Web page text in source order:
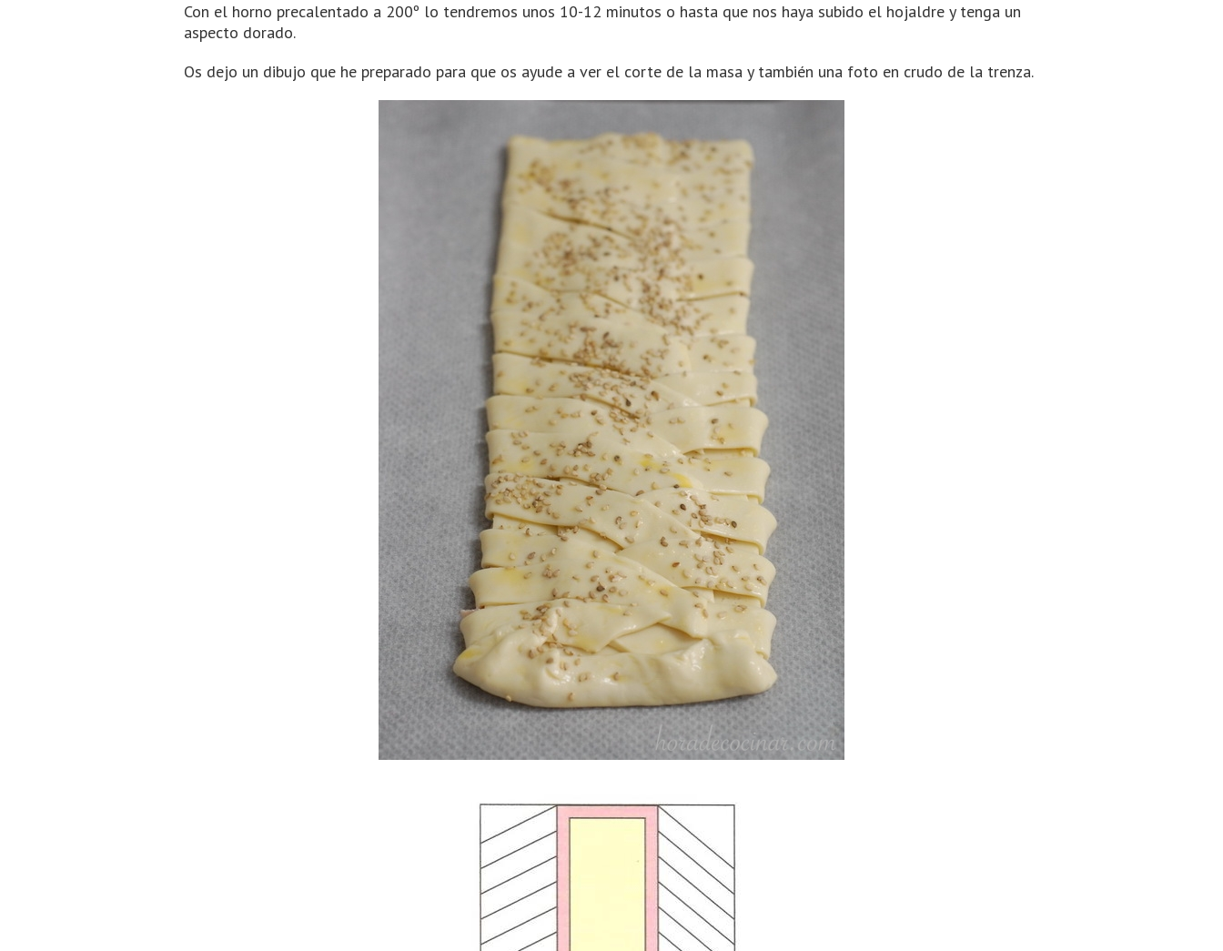
Con el horno precalentado a 200º lo tendremos unos 10-12 minutos o hasta que nos haya subido el hojaldre y tenga un
aspecto dorado.
Os dejo un dibujo que he preparado para que os ayude a ver el corte de la masa y también una foto en crudo de la trenza.